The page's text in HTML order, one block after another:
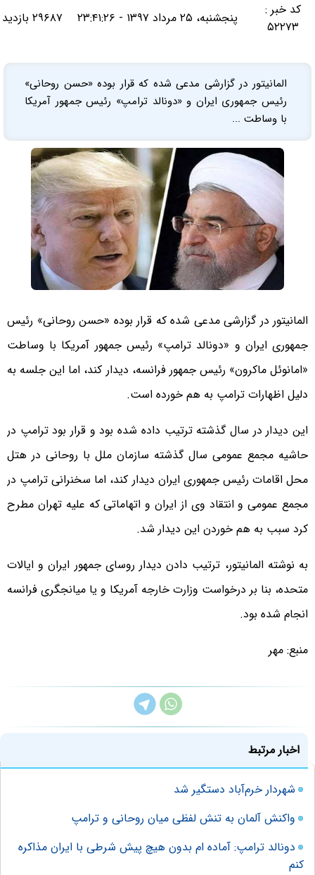
کد خبر :
۵۲۲۷۳
پنجشنبه، ۲۵ مرداد ۱۳۹۷ - ۲۳:۴۱:۲۶ ۲۹۶۸۷ بازدید
المانیتور در گزارشی مدعی شده که قرار بوده «حسن روحانی»
رئیس جمهوری ایران و «دونالد ترامپ» رئیس جمهور آمریکا
با وساطت ...
المانیتور در گزارشی مدعی شده که قرار بوده «حسن روحانی» رئیس
جمهوری ایران و «دونالد ترامپ» رئیس جمهور آمریکا با وساطت
«امانوئل ماکرون» رئیس جمهور فرانسه، دیدار کند، اما این جلسه به
دلیل اظهارات ترامپ به هم خورده است.
این دیدار در سال گذشته ترتیب داده شده بود و قرار بود ترامپ در
حاشیه مجمع عمومی سال گذشته سازمان ملل با روحانی در هتل
محل اقامات رئیس جمهوری ایران دیدار کند، اما سخنرانی ترامپ در
مجمع عمومی و انتقاد وی از ایران و اتهاماتی که علیه تهران مطرح
کرد سبب به هم خوردن این دیدار شد.
به نوشته المانیتور، ترتیب دادن دیدار روسای جمهور ایران و ایالات
متحده، بنا بر درخواست وزارت خارجه آمریکا و یا میانجگری فرانسه
انجام شده بود.
منبع: مهر
اخبار مرتبط
شهردار خرم‌آباد دستگیر شد
واکنش‌ آلمان به تنش لفظی میان روحانی و ترامپ
دونالد ترامپ: آماده ام بدون هیچ پیش شرطی با ایران مذاکره
کنم